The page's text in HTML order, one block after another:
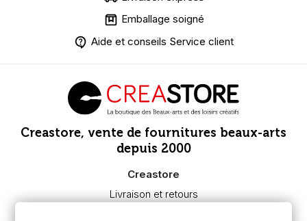
Emballage soigné
Aide et conseils Service client
Creastore, vente de fournitures beaux-arts
depuis 2000
Creastore
Livraison et retours